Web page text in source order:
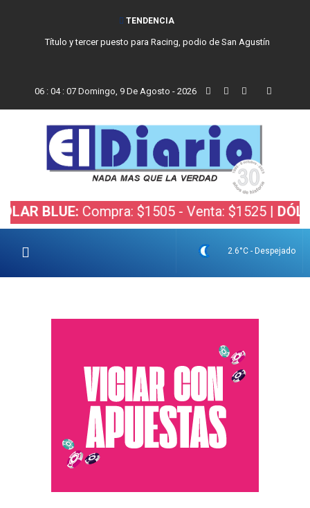
TENDENCIA
Título y tercer puesto para Racing, podio de San Agustín
06 : 04: 07 Domingo, 9 De Agosto - 2026
Compra: $1505 - Venta: $1525 |DÓLAR
2.6°C - Despejado